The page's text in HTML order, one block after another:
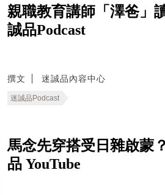
親職教育講師「澤爸」
誠品Podcast
撰文 迷誠品內容中心
迷誠品Podcast
馬念先穿搭受日雜啟蒙
品 YouTube